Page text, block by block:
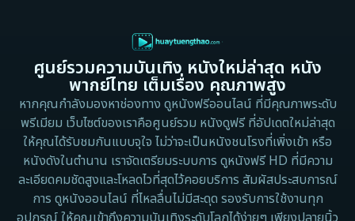
ศูนย์รวมความบันเทิง หนังใหม่ล่าสุด หนัง
พากย์ไทย เต็มเรื่อง คุณภาพสูง
หากคุณกำลังมองหาช่องทาง ดูหนังฟรีออนไลน์ ที่มีคุณภาพระดับ
พรีเมียม เว็บไซต์ของเราคือศูนย์รวม หนังดูฟรี ที่อัปเดตใหม่ล่าสุด
ให้คุณได้รับชมกันแบบจุใจ ไม่ว่าจะเป็นหนังชนโรงที่เพิ่งเข้า หรือ
หนังดังในตำนาน เราจัดเตรียมระบบการ ดูหนังฟรี HD ที่มีความ
ละเอียดคมชัดสูงและโหลดไวที่สุดไว้คอยบริการ สัมผัสประสบการณ์
การ ดูหนังออนไลน์ ที่ไหลลื่นไม่มีสะดุด รองรับการใช้งานทุก